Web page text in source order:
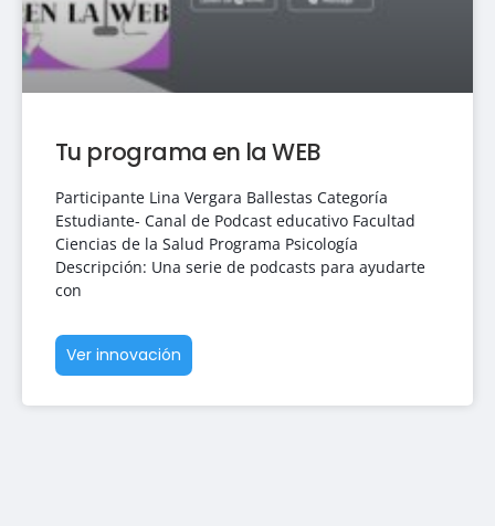
Tu programa en la WEB
Participante Lina Vergara Ballestas Categoría
Estudiante- Canal de Podcast educativo Facultad
Ciencias de la Salud Programa Psicología
Descripción: Una serie de podcasts para ayudarte
con
Ver innovación